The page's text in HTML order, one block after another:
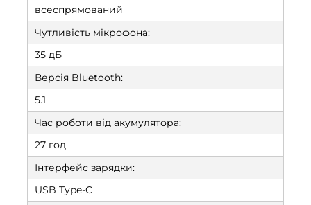
всеспрямований
Чутливість мікрофона:
35 дБ
Версія Bluetooth:
5.1
Час роботи від акумулятора:
27 год
Інтерфейс зарядки:
USB Type-C